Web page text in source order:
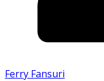
Ferry Fansuri